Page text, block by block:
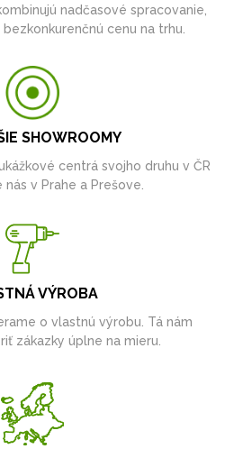
nadčasové spracovanie,
cenu na trhu.
SHOWROOMY
centrá svojho druhu v ČR
nás v Prahe a Prešove.
VÝROBA
o vlastnú výrobu. Tá nám
zákazky úplne na mieru.